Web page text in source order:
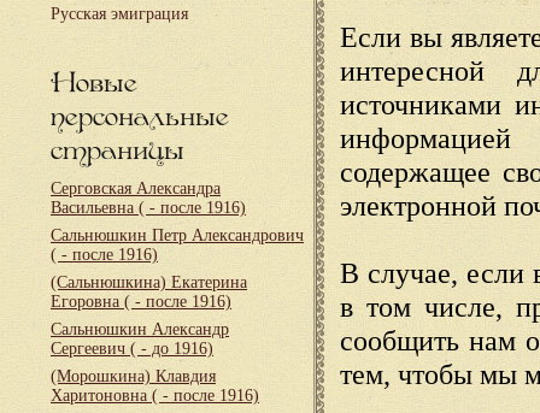
Русская эмиграция
Новые
персональные
страницы
Серговская Александра
Васильевна ( - после 1916)
Сальнюшкин Петр Александрович
( - после 1916)
(Сальнюшкина) Екатерина
Егоровна ( - после 1916)
Сальнюшкин Александр
Сергеевич ( - до 1916)
(Морошкина) Клавдия
Харитоновна ( - после 1916)
Если вы
интересной
источниками
содержащее
электронной
В случае, если
в том числе,
сообщить нам
тем, чтобы мы